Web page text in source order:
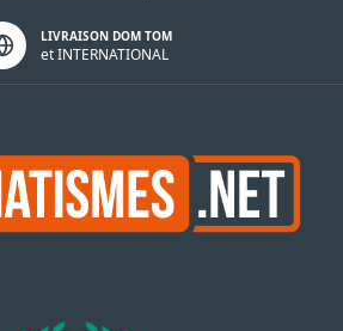
LIVRAISON DOM TOM
et INTERNATIONAL